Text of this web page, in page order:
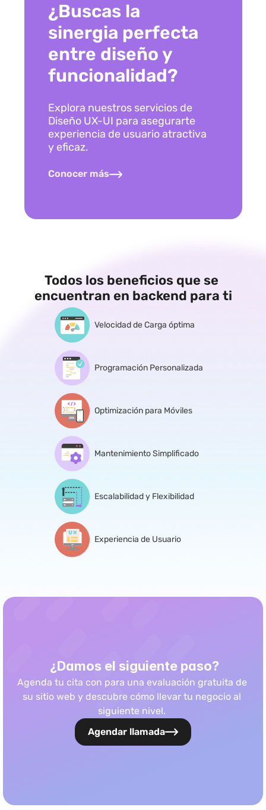
¿Buscas la
sinergia perfecta
entre diseño y
funcionalidad?
Explora nuestros servicios de
Diseño UX-UI para asegurarte
experiencia de usuario atractiva
y eficaz.
Conocer más
Todos los beneficios que se
encuentran en backend para ti
Velocidad de Carga óptima
Programación Personalizada
Optimización para Móviles
Mantenimiento Simplificado
Escalabilidad y Flexibilidad
Experiencia de Usuario
¿Damos el siguiente paso?
Agenda tu cita con para una evaluación gratuita de
su sitio web y descubre cómo llevar tu negocio al
siguiente nivel.
Agendar llamada